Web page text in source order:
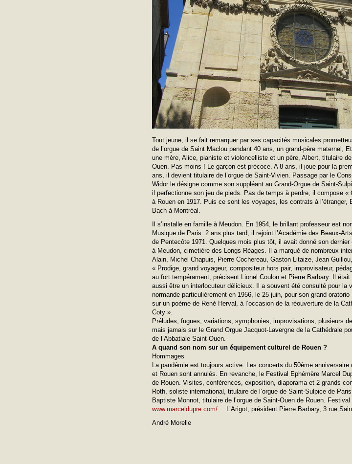
Tout jeune, il se fait remarquer par ses capacités musicales
de l’orgue de Saint Maclou pendant 40 ans, un grand-père maternel,
une mère, Alice, pianiste et violoncelliste et un père, Albert, titulaire
Ouen. Pas moins ! Le garçon est précoce. A 8 ans, il joue pour la
ans, il devient titulaire de l’orgue de Saint-Vivien. Passage par le
Widor le désigne comme son suppléant au Grand-Orgue de Saint-
il perfectionne son jeu de pieds. Pas de temps à perdre, il compose «
à Rouen en 1917. Puis ce sont les voyages, les contrats à l’étranger,
Bach à Montréal.
Il s’installe en famille à Meudon. En 1954, le brillant professeur est
Musique de Paris. 2 ans plus tard, il rejoint l’Académie des Beaux-
de Pentecôte 1971. Quelques mois plus tôt, il avait donné son
à Meudon, cimetière des Longs Réages. Il a marqué de nombreux
Alain, Michel Chapuis, Pierre Cochereau, Gaston Litaize, Jean
« Prodige, grand voyageur, compositeur hors pair, improvisateur,
au fort tempérament, précisent Lionel Coulon et Pierre Barbary. Il
aussi être un interlocuteur délicieux. Il a souvent été consulté pour
normande particulièrement en 1956, le 25 juin, pour son grand
sur un poème de René Herval, à l’occasion de la réouverture de la
Coty ».
Préludes, fugues, variations, symphonies, improvisations, plusieurs
mais jamais sur le Grand Orgue Jacquot-Lavergne de la Cathédrale
de l’Abbatiale Saint-Ouen.
A quand son nom sur un équipement culturel de Rouen ?
Hommages
La pandémie est toujours active. Les concerts du 50ème
et Rouen sont annulés. En revanche, le Festival Ephémère Marcel
de Rouen. Visites, conférences, exposition, diaporama et 2 grands
Roth, soliste international, titulaire de l’orgue de Saint-Sulpice de
Baptiste Monnot, titulaire de l’orgue de Saint-Ouen de Rouen.
www.marceldupre.com/
L’Arigot, président Pierre Barbary, 3 rue
André Morelle